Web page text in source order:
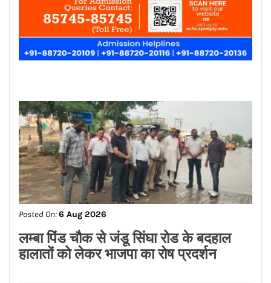
6 Aug 2026
ਸਪੀਕਰ ਇਹ ਯਕੀਨੀ ਬਣਾਉਣ ਕਿ ਇਕਪੱਖੀ
Posted On:6 Aug 2026
ਬਿਜਲੀ ਬਿੱਲ ਮੁਆਫ਼ ਕਰਕੇ ਪੰਜਾਬ ਸਰਕਾਰ ਨੇ